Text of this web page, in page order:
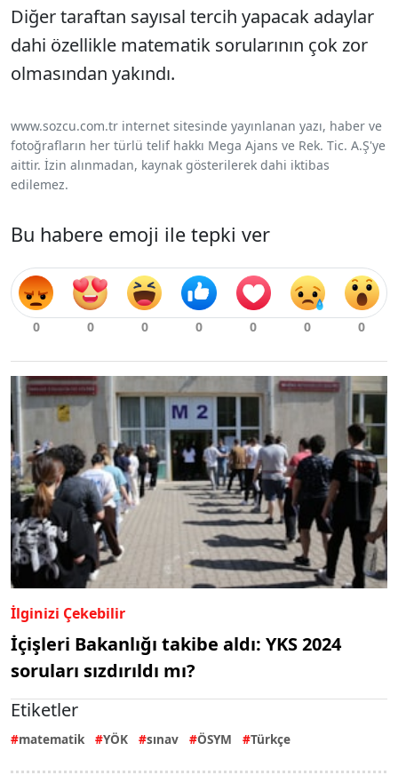
Diğer taraftan sayısal tercih yapacak adaylar
dahi özellikle matematik sorularının çok zor
olmasından yakındı.
www.sozcu.com.tr internet sitesinde yayınlanan yazı, haber ve
fotoğrafların her türlü telif hakkı Mega Ajans ve Rek. Tic. A.Ş'ye
aittir. İzin alınmadan, kaynak gösterilerek dahi iktibas
edilemez.
Bu habere emoji ile tepki ver
İlginizi Çekebilir
İçişleri Bakanlığı takibe aldı: YKS 2024
soruları sızdırıldı mı?
Etiketler
matematik YÖK sınav ÖSYM Türkçe